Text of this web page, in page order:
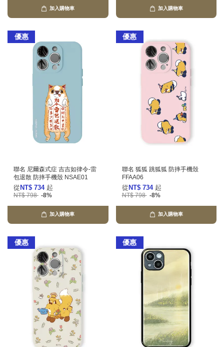
加入購物車 加入購物車
優惠
聯名 尼爾森式症 吉吉如律令-雷
包退散 防摔手機殼 NSAE01
從 NT$ 734 起
NT$ 798 -8%
加入購物車
優惠
聯名 狐狐 跳狐狐 防摔手機殼
FFAA06
從 NT$ 734 起
NT$ 798 -8%
加入購物車
優惠 優惠